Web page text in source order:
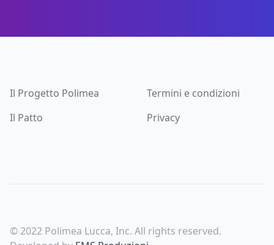
Il Progetto Polimea
Il Patto
Termini e condizioni
Privacy
© 2022 Polimea Lucca, Inc. All rights reserved.